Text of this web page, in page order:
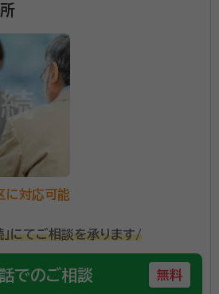
に対応可能
」にてご相談を承ります/
でのご相談 無料